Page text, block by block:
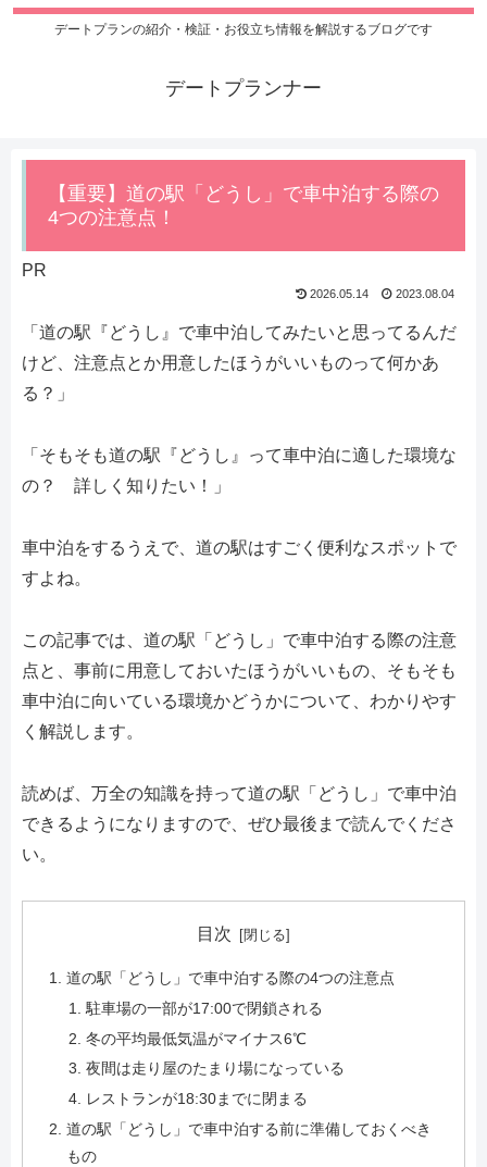
デートプランの紹介・検証・お役立ち情報を解説するブログです
デートプランナー
【重要】道の駅「どうし」で車中泊する際の
4つの注意点！
PR
2026.05.14 2023.08.04
「道の駅『どうし』で車中泊してみたいと思ってるんだ
けど、注意点とか用意したほうがいいものって何かあ
る？」
「そもそも道の駅『どうし』って車中泊に適した環境な
の？ 詳しく知りたい！」
車中泊をするうえで、道の駅はすごく便利なスポットで
すよね。
この記事では、道の駅「どうし」で車中泊する際の注意
点と、事前に用意しておいたほうがいいもの、そもそも
車中泊に向いている環境かどうかについて、わかりやす
く解説します。
読めば、万全の知識を持って道の駅「どうし」で車中泊
できるようになりますので、ぜひ最後まで読んでくださ
い。
目次
道の駅「どうし」で車中泊する際の4つの注意点
駐車場の一部が17:00で閉鎖される
冬の平均最低気温がマイナス6℃
夜間は走り屋のたまり場になっている
レストランが18:30までに閉まる
道の駅「どうし」で車中泊する前に準備しておくべき
もの